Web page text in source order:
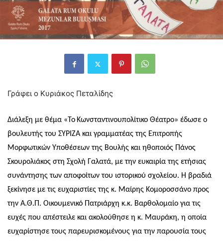
Γράφει ο Κυριάκος Πεταλίδης
Διάλεξη με θέμα «Το Κωνσταντινουπολίτικο Θέατρο» έδωσε ο
βουλευτής του ΣΥΡΙΖΑ και γραμματέας της Επιτροπής
Μορφωτικών Υποθέσεων της Βουλής και ηθοποιός Πάνος
Σκουρολιάκος στη Σχολή Γαλατά, με την ευκαιρία της ετήσιας
συνάντησης των αποφοίτων του ιστορικού σχολείου. Η βραδιά
ξεκίνησε με τις ευχαριστίες της κ. Mαίρης Κομοροσσάνο προς
την Α.Θ.Π. Οικουμενικό Πατριάρχη κ.κ. Βαρθολομαίο για τις
ευχές που απέστειλε και ακολούθησε η κ. Μαυράκη, η οποία
ευχαρίστησε τους παρευρισκομένους για την παρουσία τους